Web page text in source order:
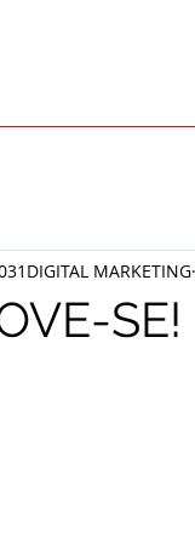
SE!
MARKETING